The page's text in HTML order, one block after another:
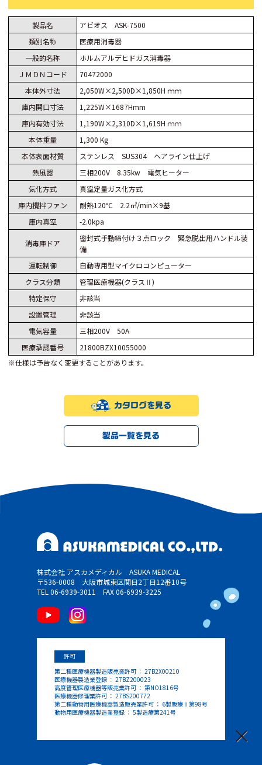
製品名
アビオス ASK-7500
類別名称
医療用消毒器
一般的名称
ホルムアルデヒドガス消毒器
ＪＭＤＮコード
70472000
本体外寸法
2,050W×2,500D×1,850H ｍｍ
庫内開口寸法
1,225W×1687Hmm
庫内有効寸法
1,190W×2,310D×1,619H ｍｍ
本体重量
1,300 Kg
本体表面材質
ステンレス SUS304 ヘアライン仕上げ
熱風器
三相200V 8.35kw 電気ヒーター
気化方式
真空定量ガス化方式
庫内攪拌ファン
耐熱120℃ 2.2㎥/min×9基
庫内真空
-2.0kpa
消毒庫ドア
密封式手動締付け３点ロック 緊急脱出用ハンドル装
備
運転制御
自動専用型マイクロコンピューター
クラス分類
管理医療機器(クラスⅡ)
特定保守
非該当
設置管理
非該当
電気容量
三相200V 50A
医療承認番号
21800BZX10055000
※仕様は予告なく変更することがあります。
カタログを見る
製品一覧を見る
株式会社 アスカメディカル ASUKA MEDICAL
〒536-0008 大阪市城東区関目2丁目12番10号
TEL 06-6939-3011
FAX 06-6939-3225
許可
第二種医療機器製造販売業許可 ： 27B2X00210
医療機器製造業登録 ： 27BZ200023
高度管理医療機器等販売業許可 ： 第NO1816号
医療機器修理業許可 ： 27BS200772
第二種動物用医療機器製造販売業許可 ： 6製販療Ⅱ第98号
動物用医療機器製造業登録 ： 5製造療第241号